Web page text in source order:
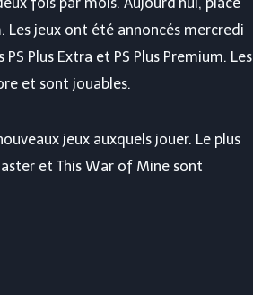
Les jeux ont été annoncés mercredi
Plus Extra et PS Plus Premium. Les
et sont jouables.
jeux auxquels jouer. Le plus
et This War of Mine sont